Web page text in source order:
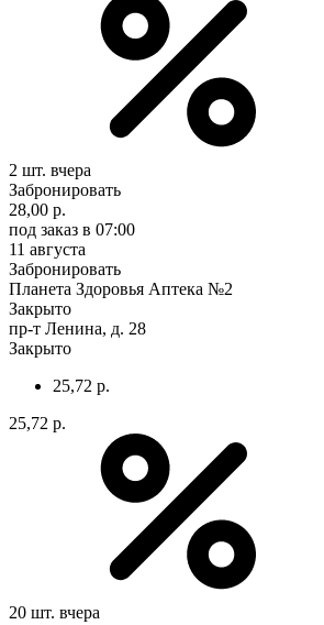
2 шт. вчера
Забронировать
28,00 р.
под заказ в 07:00
11 августа
Забронировать
Планета Здоровья Аптека №2
Закрыто
пр-т Ленина, д. 28
Закрыто
25,72 р.
25,72 р.
20 шт. вчера